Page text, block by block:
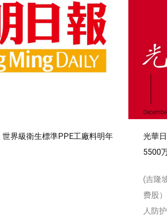
界級衛生標準PPE工廠料明年
光華
5500
(吉隆
费股
人防